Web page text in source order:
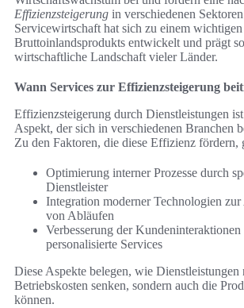
Effizienzsteigerung in verschiedenen
Servicewirtschaft hat sich zu einem
Bruttoinlandsprodukts entwickelt und prägt
wirtschaftliche Landschaft vieler Länder.
Wann Services zur Effizienzsteigerung
Effizienzsteigerung durch Dienstleistungen
Aspekt, der sich in verschiedenen Branchen
Zu den Faktoren, die diese Effizienz fördern,
Optimierung interner Prozesse durch
Dienstleister
Integration moderner Technologien
von Abläufen
Verbesserung der Kundeninteraktionen
personalisierte Services
Diese Aspekte belegen, wie Dienstleistungen
Betriebskosten senken, sondern auch die
können.